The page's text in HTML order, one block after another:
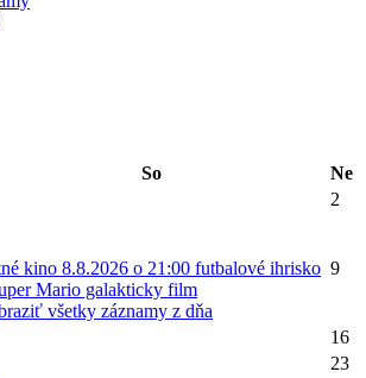
So
Ne
2
kino 8.8.2026 o 21:00 futbalové ihrisko
Mario galakticky film
všetky záznamy z dňa
9
16
23